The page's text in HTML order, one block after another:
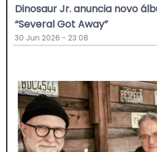
Dinosaur Jr. anuncia novo
“Several Got Away”
30 Jun 2026 - 23:08